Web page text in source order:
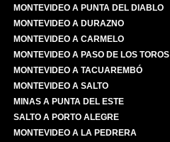
MONTEVIDEO A PUNTA DEL DIABLO
MONTEVIDEO A DURAZNO
MONTEVIDEO A CARMELO
MONTEVIDEO A PASO DE LOS TOROS
MONTEVIDEO A TACUAREMBÓ
MONTEVIDEO A SALTO
MINAS A PUNTA DEL ESTE
SALTO A PORTO ALEGRE
MONTEVIDEO A LA PEDRERA